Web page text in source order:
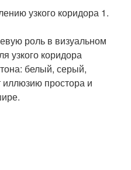
узкого коридора 1.
роль в визуальном
узкого коридора
белый, серый,
простора и